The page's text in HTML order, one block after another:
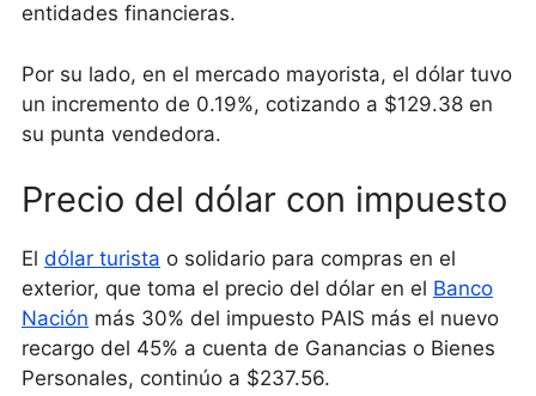
entidades financieras.
Por su lado, en el mercado mayorista, el dólar tuvo
un incremento de 0.19%, cotizando a $129.38 en
su punta vendedora.
Precio del dólar con impuesto
El dólar turista o solidario para compras en el
exterior, que toma el precio del dólar en el Banco
Nación más 30% del impuesto PAIS más el nuevo
recargo del 45% a cuenta de Ganancias o Bienes
Personales, continúo a $237.56.